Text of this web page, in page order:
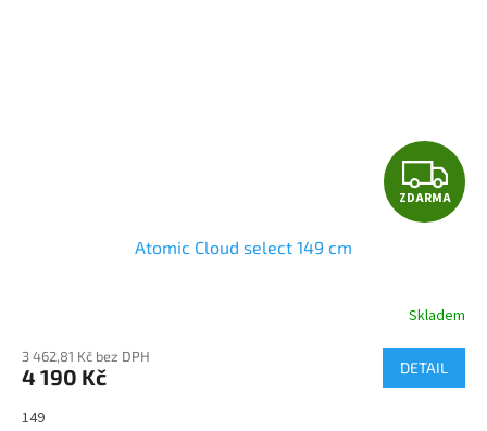
Z
D
R
M
A
ZDARMA
Atomic Cloud select 149 cm
Skladem
3 462,81 Kč bez DPH
4 190 Kč DETAIL
149